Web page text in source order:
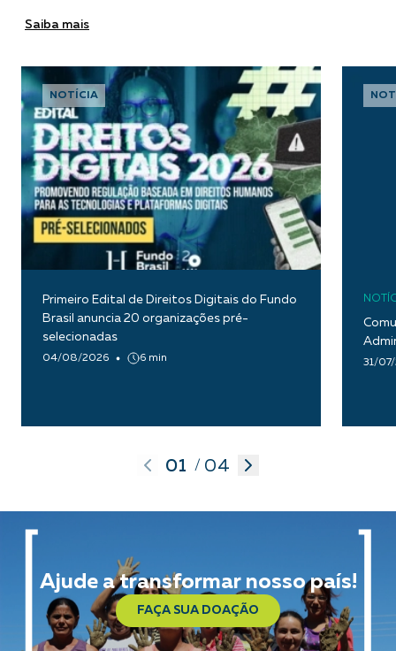
Saiba mais
NOTÍCIA
Primeiro Edital de Direitos Digitais do Fundo
Brasil anuncia 20 organizações pré-
selecionadas
04/08/2026 6 min 31/
01 / 04
Ajude a transformar nosso país!
FAÇA SUA DOAÇÃO